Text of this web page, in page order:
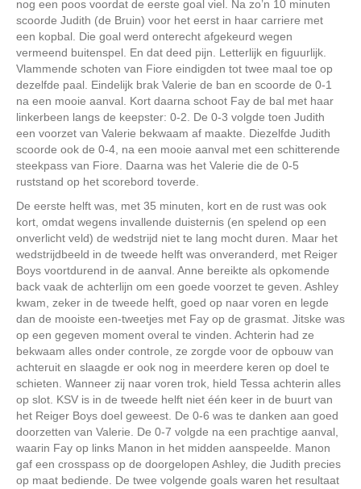
nog een poos voordat de eerste goal viel. Na zo’n 10 minuten
scoorde Judith (de Bruin) voor het eerst in haar carriere met
een kopbal. Die goal werd onterecht afgekeurd wegen
vermeend buitenspel. En dat deed pijn. Letterlijk en figuurlijk.
Vlammende schoten van Fiore eindigden tot twee maal toe op
dezelfde paal. Eindelijk brak Valerie de ban en scoorde de 0-1
na een mooie aanval. Kort daarna schoot Fay de bal met haar
linkerbeen langs de keepster: 0-2. De 0-3 volgde toen Judith
een voorzet van Valerie bekwaam af maakte. Diezelfde Judith
scoorde ook de 0-4, na een mooie aanval met een schitterende
steekpass van Fiore. Daarna was het Valerie die de 0-5
ruststand op het scorebord toverde.
De eerste helft was, met 35 minuten, kort en de rust was ook
kort, omdat wegens invallende duisternis (en spelend op een
onverlicht veld) de wedstrijd niet te lang mocht duren. Maar het
wedstrijdbeeld in de tweede helft was onveranderd, met Reiger
Boys voortdurend in de aanval. Anne bereikte als opkomende
back vaak de achterlijn om een goede voorzet te geven. Ashley
kwam, zeker in de tweede helft, goed op naar voren en legde
dan de mooiste een-tweetjes met Fay op de grasmat. Jitske was
op een gegeven moment overal te vinden. Achterin had ze
bekwaam alles onder controle, ze zorgde voor de opbouw van
achteruit en slaagde er ook nog in meerdere keren op doel te
schieten. Wanneer zij naar voren trok, hield Tessa achterin alles
op slot. KSV is in de tweede helft niet één keer in de buurt van
het Reiger Boys doel geweest. De 0-6 was te danken aan goed
doorzetten van Valerie. De 0-7 volgde na een prachtige aanval,
waarin Fay op links Manon in het midden aanspeelde. Manon
gaf een crosspass op de doorgelopen Ashley, die Judith precies
op maat bediende. De twee volgende goals waren het resultaat